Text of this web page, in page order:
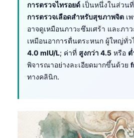
การตรวจไทรอยด์ เป็นหนึ่งในส่วน
การตรวจเลือดสำหรับสุขภาพจิต เ
อาจดูเหมือนภาวะซึมเศร้า และภา
เหมือนอาการตื่นตระหนก ผู้ใหญ่ทั่ว
4.0 mIU/L; ค่าที่ สูงกว่า 4.5 หรือ ต่
พิจารณาอย่างละเอียดมากขึ้นด้วย
ทางคลินิก.